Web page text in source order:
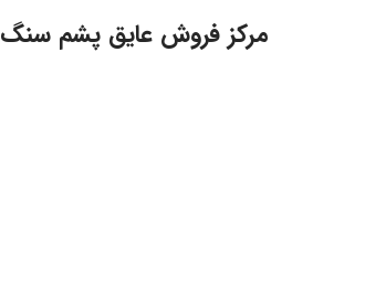
مرکز فروش عایق پشم سنگ